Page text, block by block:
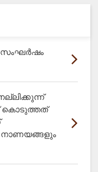
സംഘർഷം
കൊടുത്തത്
നാണയങ്ങളും